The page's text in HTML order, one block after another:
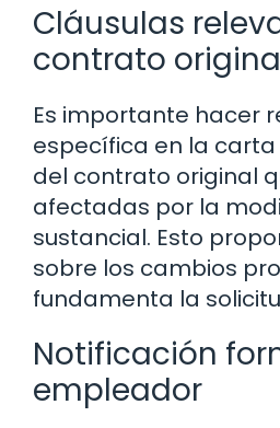
Cláusulas
contrato
Es importante hacer
específica en la
del contrato original
afectadas por la
sustancial. Esto
sobre los cambios
fundamenta la
Notificación
empleador